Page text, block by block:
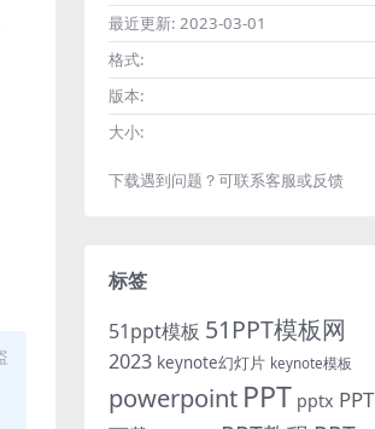
最近更新: 2023-03-01
格式:
版本:
大小:
下载遇到问题？可联系客服或反馈
标签
51ppt模板 51PPT模板网
2023 keynote幻灯片 keynote模板
powerpoint PPT pptx PPT